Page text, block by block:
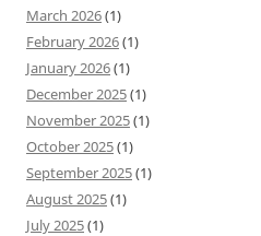
March 2026(1)
February 2026(1)
January 2026(1)
December 2025(1)
November 2025(1)
October 2025(1)
September 2025(1)
August 2025(1)
July 2025(1)